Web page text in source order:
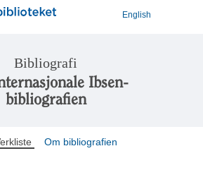
English
Bibliografi
Ibsen-
bibliografien
Om bibliografien